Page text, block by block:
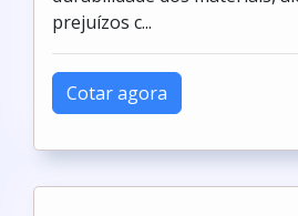
prejuízos c...
Cotar agora